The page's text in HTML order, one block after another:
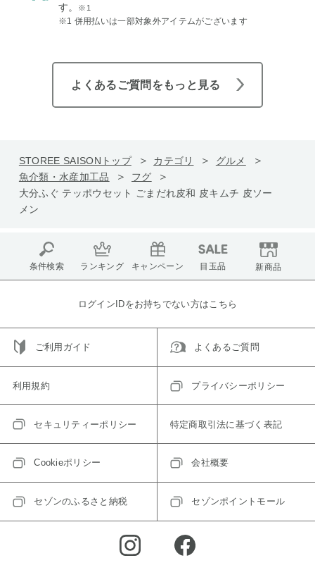
す。
※1
※1 併用払いは一部対象外アイテムがございます
よくあるご質問をもっと見る
STOREE SAISONトップ カテゴリ
グルメ
魚介類・水産加工品
フグ
大分ふぐ テッポウセット ごまだれ皮和 皮キムチ 皮ソー
メン
条件検索 ランキング キャンペーン 目玉品 新商品
ログインIDをお持ちでない方はこちら
ご利用ガイド よくあるご質問
利用規約 プライバシーポリシー
セキュリティーポリシー 特定商取引法に基づく表記
Cookieポリシー 会社概要
セゾンのふるさと納税 セゾンポイントモール